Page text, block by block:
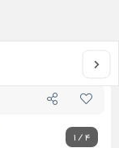
خانه
1/4